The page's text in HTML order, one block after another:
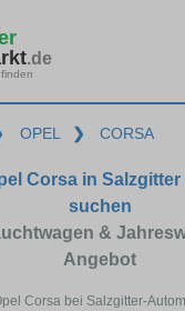
.de
OPEL ❯ CORSA
Corsa in
suchen
&
Angebot
Corsa bei Salzgitter-